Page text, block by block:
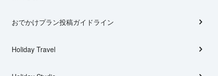
おでかけプラン投稿ガイドライン
Holiday Travel